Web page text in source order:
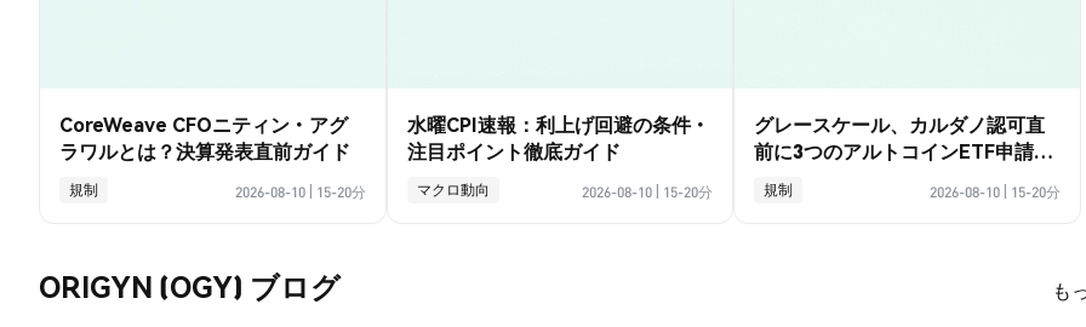
CoreWeave CFOニティン・アグ
ラワルとは？決算発表直前ガイド
規制 2026-08-10 15-20分
水曜CPI速報：利上げ回避の条件・
注目ポイント徹底ガイド
マクロ動向 2026-08-10 15-20分
グレースケール、カルダノ認可直
前に3つのアルトコインETF申請を
撤回｜最新動向ガイド
規制 2026-08-10 15-20分
ORIGYN (OGY) ブログ も